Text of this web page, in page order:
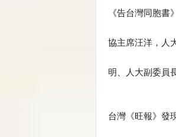
《告台灣同胞
協主席汪洋，人
明、人大副委員
台灣《旺報》發